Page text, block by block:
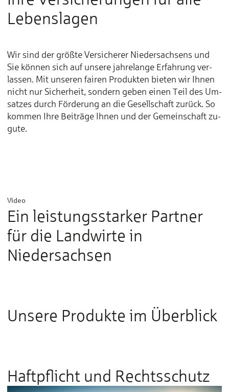
Lebenslagen
Wir sind der größ­te Ver­si­che­rer Nie­der­sach­sens und
Sie kön­nen sich auf un­se­re jah­re­lan­ge Er­­fah­rung ver­
las­sen. Mit un­se­ren fai­ren Pro­duk­ten bie­ten wir Ih­nen
nicht nur Si­cher­heit, son­dern ge­ben ei­nen Teil des Um­
sat­zes durch För­de­rung an die Ge­sell­schaft zu­rück. So
kom­men Ih­re Bei­tr­äge Ih­nen und der Ge­mein­schaft zu­
gu­te.
Video
Ein leistungsstarker Partner
für die Landwirte in
Niedersachsen
Unsere Produkte im Überblick
Haftpflicht und Rechtsschutz